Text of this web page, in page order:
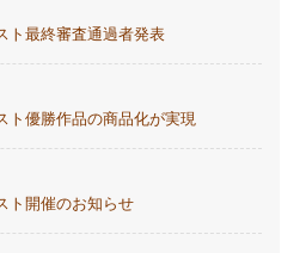
ト最終審査通過者発表
ト優勝作品の商品化が実現
ト開催のお知らせ